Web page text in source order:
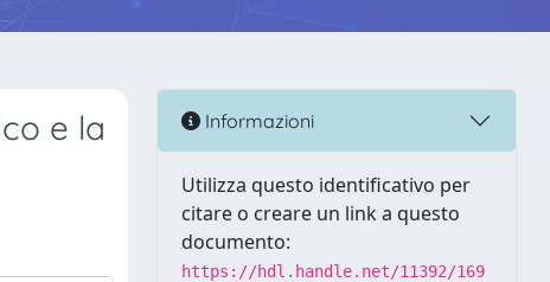
e la
Informazioni
Utilizza questo identificativo per
citare o creare un link a questo
documento:
https://hdl.handle.net/11392/169